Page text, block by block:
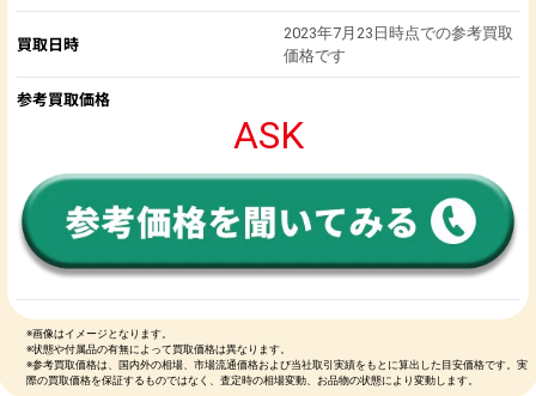
買取日時
2023年7月23日時点での参考買取
価格です
参考買取価格
ASK
※画像はイメージとなります。
※状態や付属品の有無によって買取価格は異なります。
※参考買取価格は、国内外の相場、市場流通価格および当社取引実績をもとに算出した目安価格です。実
際の買取価格を保証するものではなく、査定時の相場変動、お品物の状態により変動します。